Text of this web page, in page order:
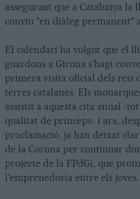
assegurant que a Catalunya la
conviu "en diàleg permanent"
El calendari ha volgut que el
guardons a Girona s'hagi
primera visita oficial dels reis
terres catalanes. Els
assistit a aquesta cita anual -
qualitat de prínceps- i ara,
proclamació, ja han deixat
de la Corona per continuar
projecte de la FPdGi, que
l'emprenedoria entre els joves.